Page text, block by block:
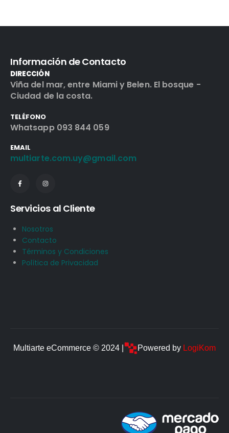
Información de Contacto
DIRECCIÓN
Viña del mar, entre Miami y Belen. El bosque -
Ciudad de la costa.
TELÉFONO
Whatsapp 093 844 059
EMAIL
multiarte.com.uy@gmail.com
Servicios al Cliente
Nosotros
Contacto
Términos y Condiciones
Política de Privacidad
Multiarte eCommerce © 2024 | Powered by LogiKom